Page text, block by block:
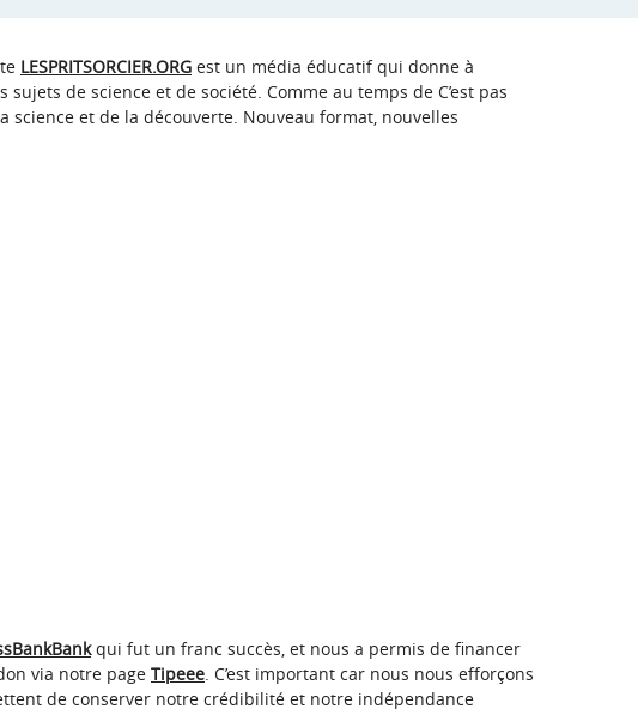
LESPRITSORCIER.ORG est un média éducatif qui donne à
de science et de société. Comme au temps de C’est pas
et de la découverte. Nouveau format, nouvelles
qui fut un franc succès, et nous a permis de financer
via notre page Tipeee. C’est important car nous nous efforçons
de conserver notre crédibilité et notre indépendance